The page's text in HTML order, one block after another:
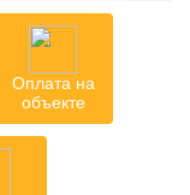
Оплата на
объекте